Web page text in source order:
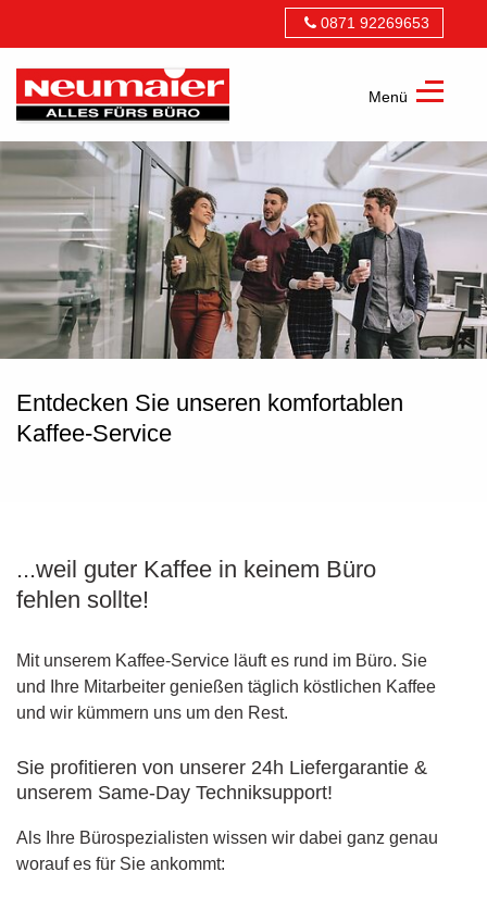
0871 92269653
alles
fürs
Büro
GmbH
Menü
Entdecken Sie unseren komfortablen
Kaffee-Service
...weil guter Kaffee in keinem Büro
fehlen sollte!
Mit unserem Kaffee-Service läuft es rund im Büro. Sie
und Ihre Mitarbeiter genießen täglich köstlichen Kaffee
und wir kümmern uns um den Rest.
Sie profitieren von unserer 24h Liefergarantie &
unserem Same-Day Techniksupport!
Als Ihre Bürospezialisten wissen wir dabei ganz genau
worauf es für Sie ankommt: